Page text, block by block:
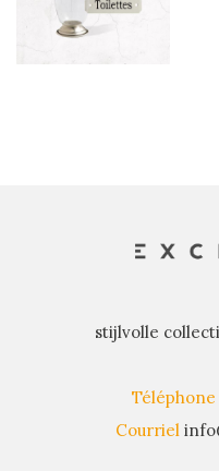
stijlvolle
Téléphone
Courriel